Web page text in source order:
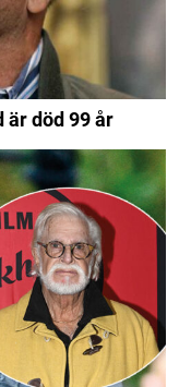
är död 99 år